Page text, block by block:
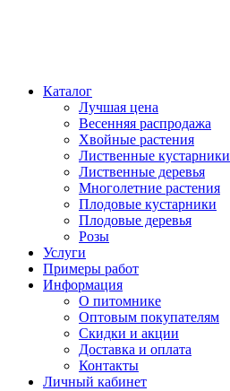
Каталог
Лучшая цена
Весенняя распродажа
Хвойные растения
Лиственные кустарники
Лиственные деревья
Многолетние растения
Плодовые кустарники
Плодовые деревья
Розы
Услуги
Примеры работ
Информация
О питомнике
Оптовым покупателям
Скидки и акции
Доставка и оплата
Контакты
Личный кабинет